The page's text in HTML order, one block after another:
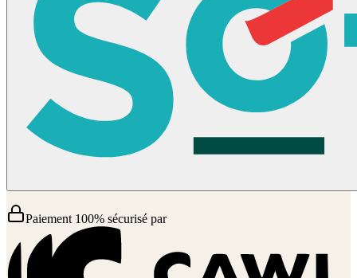
Paiement 100% sécurisé par